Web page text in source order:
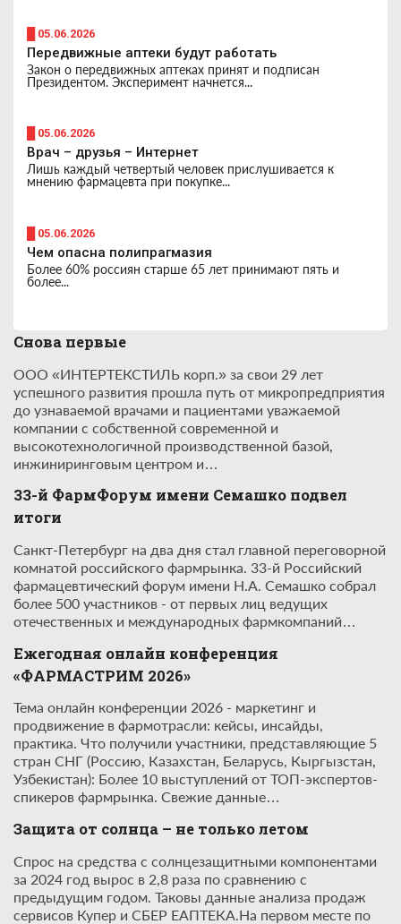
█ 05.06.2026
Передвижные аптеки будут работать
Закон о передвижных аптеках принят и подписан
Президентом. Эксперимент начнется...
█ 05.06.2026
Врач – друзья – Интернет
Лишь каждый четвертый человек прислушивается к
мнению фармацевта при покупке...
█ 05.06.2026
Чем опасна полипрагмазия
Более 60% россиян старше 65 лет принимают пять и
более...
Снова первые
ООО «ИНТЕРТЕКСТИЛЬ корп.» за свои 29 лет
успешного развития прошла путь от микропредприятия
до узнаваемой врачами и пациентами уважаемой
компании с собственной современной и
высокотехнологичной производственной базой,
инжиниринговым центром и…
33-й ФармФорум имени Семашко подвел
итоги
Санкт-Петербург на два дня стал главной переговорной
комнатой российского фармрынка. 33-й Российский
фармацевтический форум имени Н.А. Семашко собрал
более 500 участников - от первых лиц ведущих
отечественных и международных фармкомпаний…
Ежегодная онлайн конференция
«ФАРМАСТРИМ 2026»
Тема онлайн конференции 2026 - маркетинг и
продвижение в фармотрасли: кейсы, инсайды,
практика. Что получили участники, представляющие 5
стран СНГ (Россию, Казахстан, Беларусь, Кыргызстан,
Узбекистан): Более 10 выступлений от ТОП-экспертов-
спикеров фармрынка. Свежие данные…
Защита от солнца – не только летом
Спрос на средства с солнцезащитными компонентами
за 2024 год вырос в 2,8 раза по сравнению с
предыдущим годом. Таковы данные анализа продаж
сервисов Купер и СБЕР ЕАПТЕКА.На первом месте по